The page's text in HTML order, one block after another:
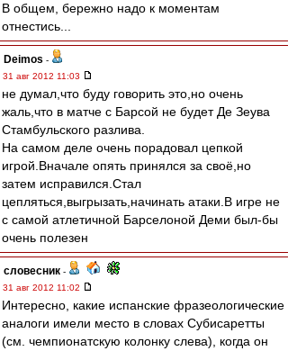
В общем, бережно надо к моментам
отнестись...
Deimos -
31 авг 2012 11:03
не думал,что буду говорить это,но очень
жаль,что в матче с Барсой не будет Де Зеува
Стамбульского разлива.
На самом деле очень порадовал цепкой
игрой.Вначале опять принялся за своё,но
затем исправился.Стал
цепляться,выгрызать,начинать атаки.В игре не
с самой атлетичной Барселоной Деми был-бы
очень полезен
словесник -
31 авг 2012 11:02
Интересно, какие испанские фразеологические
аналоги имели место в словах Субисаретты
(см. чемпионатскую колонку слева), когда он